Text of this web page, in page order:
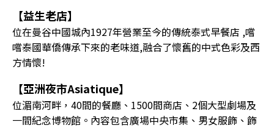
【益生老店】
位在曼谷中國城內1927年營業至今的傳統泰式早餐店 ,嚐
嚐泰國華僑傳承下來的老味道,融合了懷舊的中式色彩及西
方情懷!
【亞洲夜市Asiatique】
位湄南河畔，40間的餐廳、1500間商店、2個大型劇場及
一間紀念博物館。內容包含廣場中央市集、男女服飾、飾